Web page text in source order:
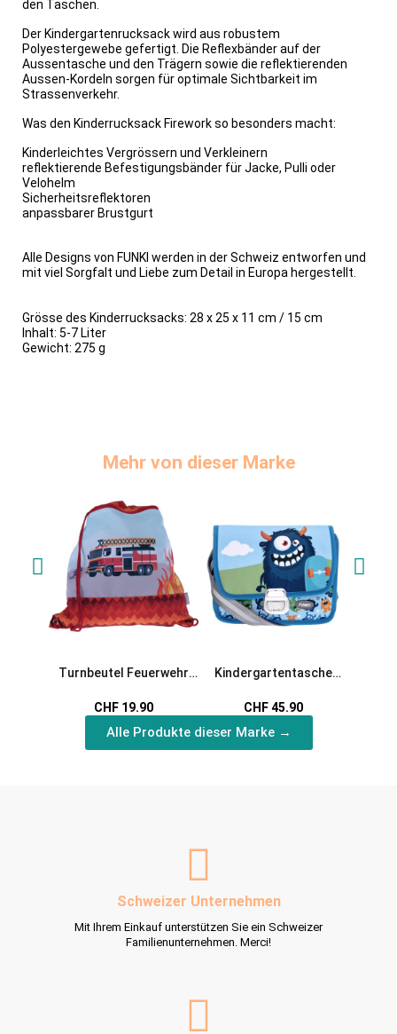
den Taschen.
Der Kindergartenrucksack wird aus robustem
Polyestergewebe gefertigt. Die Reflexbänder auf der
Aussentasche und den Trägern sowie die reflektierenden
Aussen-Kordeln sorgen für optimale Sichtbarkeit im
Strassenverkehr.
Was den Kinderrucksack Firework so besonders macht:
Kinderleichtes Vergrössern und Verkleinern
reflektierende Befestigungsbänder für Jacke, Pulli oder
Velohelm
Sicherheitsreflektoren
anpassbarer Brustgurt
Alle Designs von FUNKI werden in der Schweiz entworfen und
mit viel Sorgfalt und Liebe zum Detail in Europa hergestellt.
Grösse des Kinderrucksacks: 28 x 25 x 11 cm / 15 cm
Inhalt: 5-7 Liter
Gewicht: 275 g
Mehr von dieser Marke
Turnbeutel Feuerwehr
CHF 19.90
Kindergartentasche
CHF 45.90
Alle Produkte dieser Marke →
Schweizer Unternehmen
Mit Ihrem Einkauf unterstützen Sie ein Schweizer
Familienunternehmen. Merci!